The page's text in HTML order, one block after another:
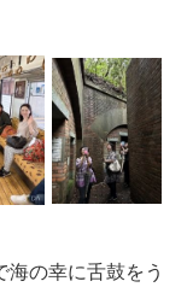
の幸に舌鼓をう